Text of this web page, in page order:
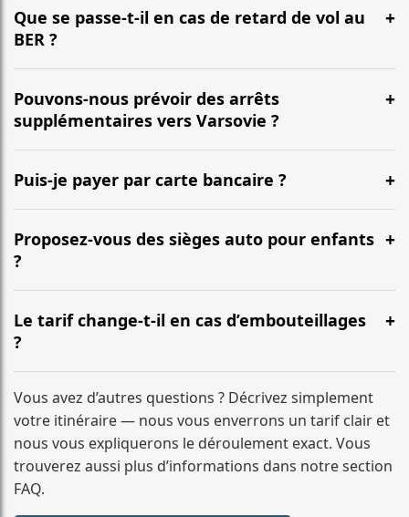
conçus pour accueillir confortablement jusqu’à 6
passagers, avec une capacité habituelle de 6 à 7
Que se passe-t-il en cas de retard de vol au
BER ?
Nous suivons votre vol en temps réel. Votre chauffeur
ajuste l’heure de prise en charge, sans frais
supplémentaires pour les retards habituels.
Pouvons-nous prévoir des arrêts
supplémentaires vers Varsovie ?
De courtes pauses sont possibles. Pour des arrêts
prolongés ou des rendez-vous en chemin, indiquez-le
lors de la réservation : nous vous établirons un devis
Puis-je payer par carte bancaire ?
Oui, nous acceptons les cartes bancaires, les virements
et les paiements en ligne. Le paiement est sécurisé et
la confirmation de réservation est envoyée
Proposez-vous des sièges auto pour enfants
?
Oui, nous fournissons des sièges auto adaptés à l’âge
de vos enfants (siège bébé, rehausseur). Merci de
préciser l’âge et le nombre d’enfants lors de la
Le tarif change-t-il en cas d’embouteillages
?
Non. Le tarif est fixe et ne dépend ni du temps de trajet
ni des embouteillages. Vous payez le prix convenu à
l’avance, même si la circulation est chargée.
Vous avez d’autres questions ? Décrivez simplement
votre itinéraire — nous vous enverrons un tarif clair et
nous vous expliquerons le déroulement exact. Vous
trouverez aussi plus d’informations dans notre section
FAQ.